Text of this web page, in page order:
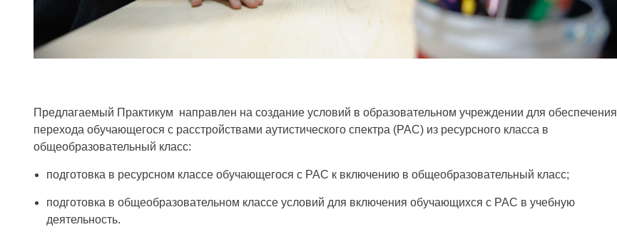
Предлагаемый Практикум направлен на создание условий в образовательном учреждении для обеспечения
перехода обучающегося с расстройствами аутистического спектра (РАС) из ресурсного класса в
общеобразовательный класс:
подготовка в ресурсном классе обучающегося с РАС к включению в общеобразовательный класс;
подготовка в общеобразовательном классе условий для включения обучающихся с РАС в учебную
деятельность.